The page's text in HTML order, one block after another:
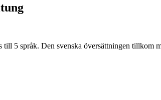
5 språk. Den svenska översättningen tillkom